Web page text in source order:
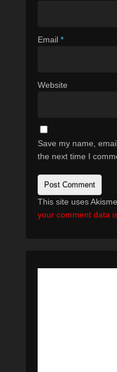
Email *
Website
Save my name,
the next time I
This site uses
your comment data